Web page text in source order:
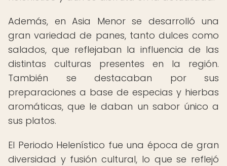
Además, en Asia Menor se desarrolló una
gran variedad de panes, tanto dulces como
salados, que reflejaban la influencia de las
distintas culturas presentes en la región.
También se destacaban por sus
preparaciones a base de especias y hierbas
aromáticas, que le daban un sabor único a
sus platos.
El Periodo Helenístico fue una época de gran
diversidad y fusión cultural, lo que se reflejó